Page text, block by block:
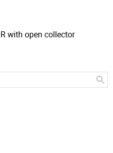
with open collector